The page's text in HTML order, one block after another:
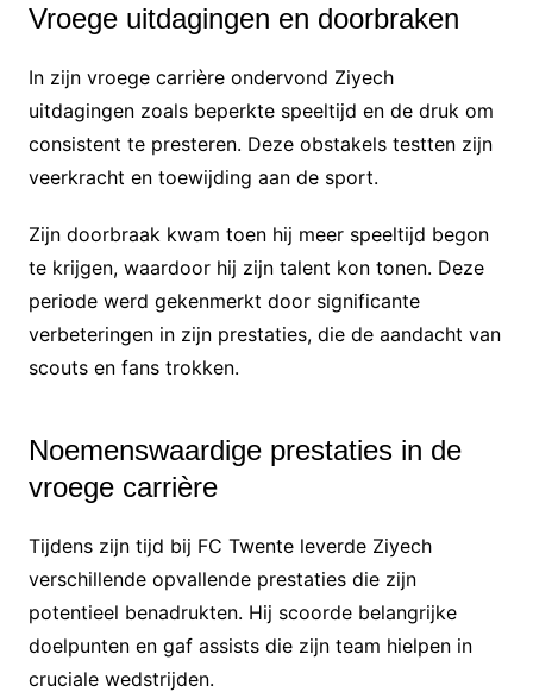
Vroege uitdagingen en doorbraken
In zijn vroege carrière ondervond Ziyech
uitdagingen zoals beperkte speeltijd en de druk om
consistent te presteren. Deze obstakels testten zijn
veerkracht en toewijding aan de sport.
Zijn doorbraak kwam toen hij meer speeltijd begon
te krijgen, waardoor hij zijn talent kon tonen. Deze
periode werd gekenmerkt door significante
verbeteringen in zijn prestaties, die de aandacht van
scouts en fans trokken.
Noemenswaardige prestaties in de
vroege carrière
Tijdens zijn tijd bij FC Twente leverde Ziyech
verschillende opvallende prestaties die zijn
potentieel benadrukten. Hij scoorde belangrijke
doelpunten en gaf assists die zijn team hielpen in
cruciale wedstrijden.